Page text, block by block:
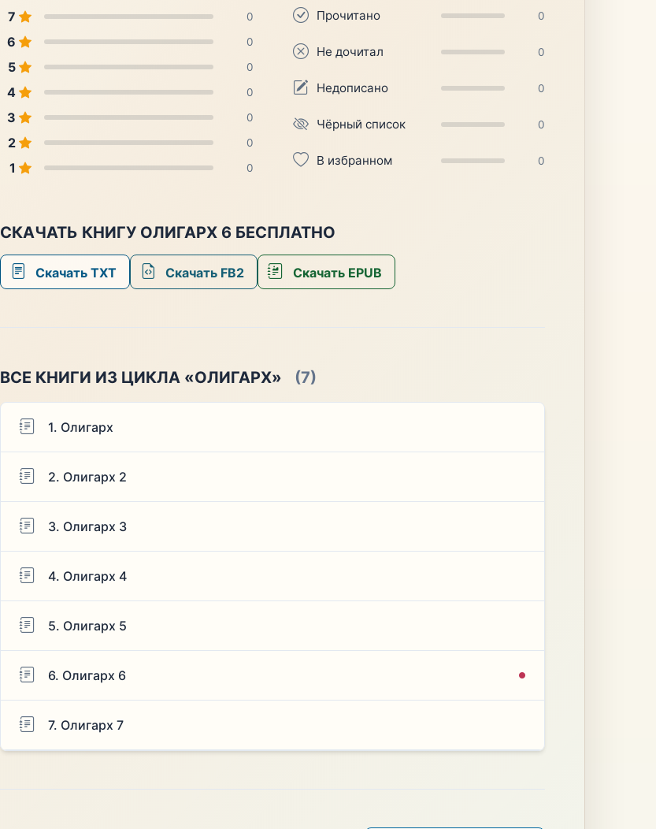
7 0
6 0
5 0
4 0
3 0
2 0
1 0
Прочитано 0
Не дочитал 0
Недописано 0
Чёрный список 0
В избранном 0
СКАЧАТЬ КНИГУ ОЛИГАРХ 6 БЕСПЛАТНО
Скачать TXT Скачать FB2 Скачать EPUB
ВСЕ КНИГИ ИЗ ЦИКЛА «ОЛИГАРХ» (7)
1. Олигарх
2. Олигарх 2
3. Олигарх 3
4. Олигарх 4
5. Олигарх 5
6. Олигарх 6
7. Олигарх 7